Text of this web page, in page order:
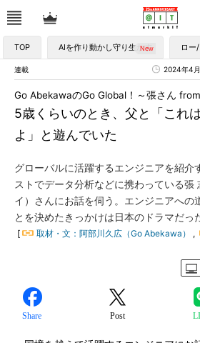
TOP AIを作り動かし守り生かす ロー
連載 2024年4
5歳くらいのとき、父と「これ
よ」と遊んでいた
Go AbekawaのGo Global！～張さん from
グローバルに活躍するエンジニアを紹介
ストでデータ分析などに携わっている張
イ）さんにお話を伺う。エンジニアへの
とを決めたきっかけは日本のドラマだっ
[ 取材・文：阿部川久広（Go Abekawa） ,
Share Post